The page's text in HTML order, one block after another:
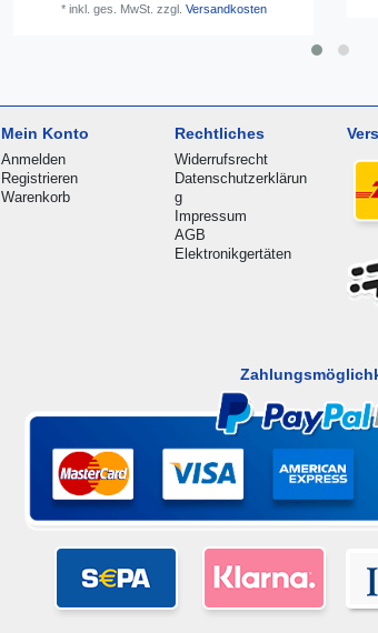
* inkl. ges. MwSt. zzgl. Versandkosten
Mein Konto
Anmelden
Registrieren
Warenkorb
Rechtliches
Widerrufsrecht
Datenschutzerklärun
g
Impressum
AGB
Elektronikgertäten